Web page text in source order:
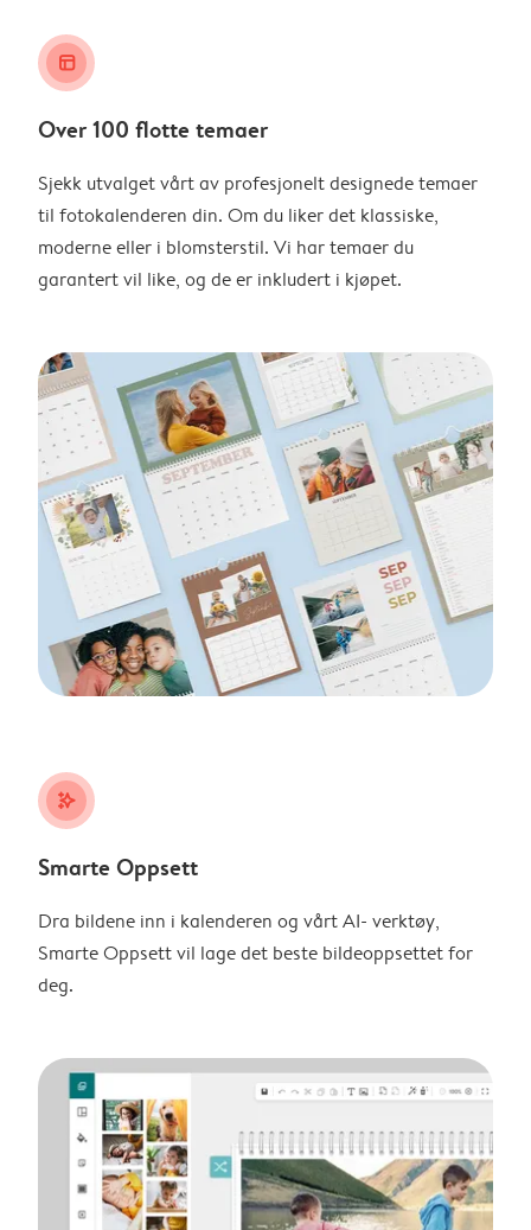
layout_alt
Over 100 flotte temaer
Sjekk utvalget vårt av profesjonelt designede temaer
til fotokalenderen din. Om du liker det klassiske,
moderne eller i blomsterstil. Vi har temaer du
garantert vil like, og de er inkludert i kjøpet.
stars_plus
Smarte Oppsett
Dra bildene inn i kalenderen og vårt AI- verktøy,
Smarte Oppsett vil lage det beste bildeoppsettet for
deg.